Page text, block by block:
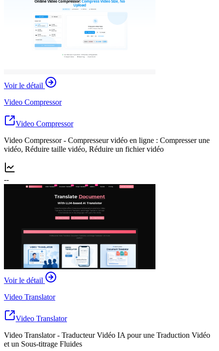
Voir le détail
Video Compressor
Video Compressor
Video Compressor - Compresseur vidéo en ligne : Compresser une
vidéo, Réduire taille vidéo, Réduire un fichier vidéo
--
Voir le détail
Video Translator
Video Translator
Video Translator - Traducteur Vidéo IA pour une Traduction Vidéo
et un Sous-titrage Fluides